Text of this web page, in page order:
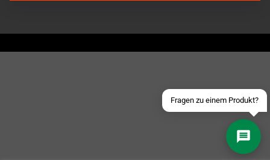
Fragen zu einem Produkt?
Schick uns eine eMail